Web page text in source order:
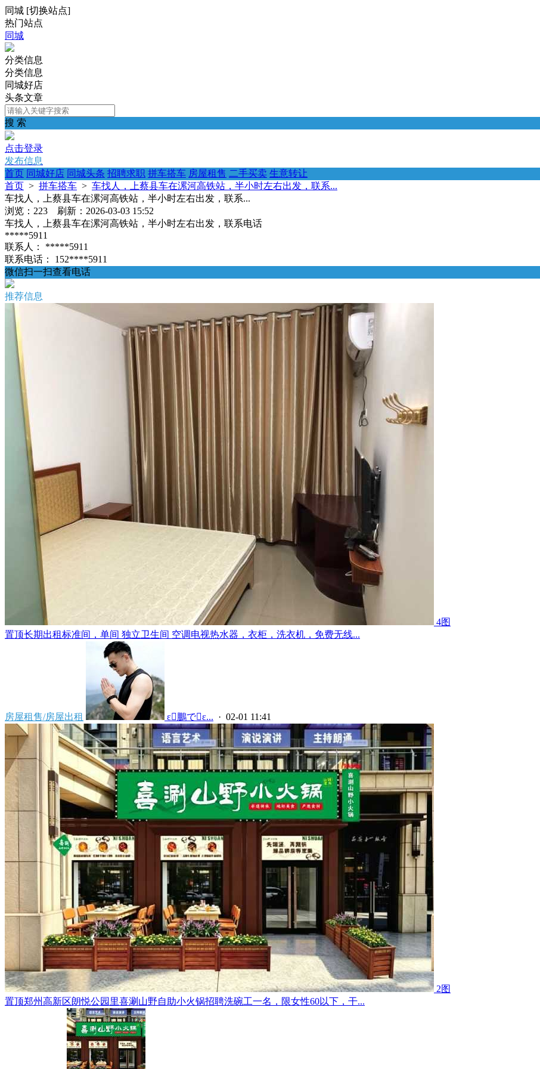
同城 [切换站点]
热门站点
同城
分类信息
分类信息
同城好店
头条文章
搜 索
点击登录
发布信息
首页 同城好店 同城头条 招聘求职 拼车搭车 房屋租售 二手买卖 生意转让
首页 > 拼车搭车 > 车找人，上蔡县车在漯河高铁站，半小时左右出发，联系...
车找人，上蔡县车在漯河高铁站，半小时左右出发，联系...
浏览：223 刷新：2026-03-03 15:52
车找人，上蔡县车在漯河高铁站，半小时左右出发，联系电话
*****5911
联系人：
*****5911
联系电话：
152****5911
微信扫一扫查看电话
推荐信息
4图
置顶长期出租标准间，单间 独立卫生间 空调电视热水器，衣柜，洗衣机，免费无线...
房屋租售/房屋出租  ε鵬でε... · 02-01 11:41
2图
置顶郑州高新区朗悦公园里喜涮山野自助小火锅招聘洗碗工一名，限女性60以下，干...